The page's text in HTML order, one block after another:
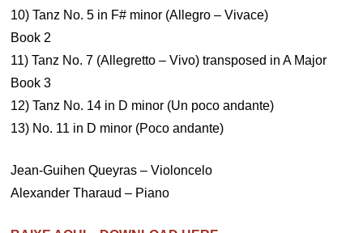
10) Tanz No. 5 in F# minor (Allegro – Vivace)
Book 2
11) Tanz No. 7 (Allegretto – Vivo) transposed in A Major
Book 3
12) Tanz No. 14 in D minor (Un poco andante)
13) No. 11 in D minor (Poco andante)
Jean-Guihen Queyras – Violoncelo
Alexander Tharaud – Piano